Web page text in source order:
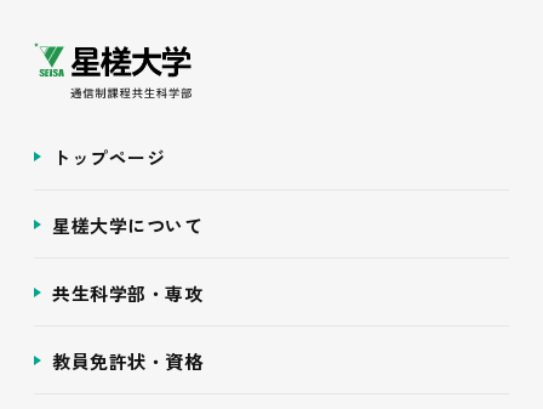
トップページ
星槎大学について
共生科学部・専攻
教員免許状・資格